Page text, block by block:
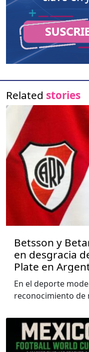
Related stories
Betsson y
en desgracia
Plate en
En el deporte
reconocimiento de